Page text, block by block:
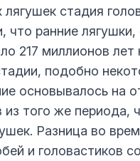
лягушек стадия
что ранние
217 миллионов лет
подобно
основывалось на
из того же
Разница во
и головастиков